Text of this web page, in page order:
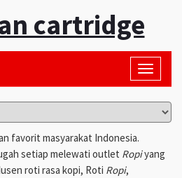
cartridge
Toggle
favorit masyarakat Indonesia.
setiap melewati outlet Ropiyang
roti rasa kopi, Roti Ropi,